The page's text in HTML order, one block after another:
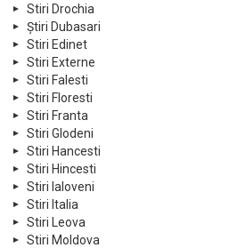
Stiri Drochia
Știri Dubasari
Stiri Edinet
Stiri Externe
Stiri Falesti
Stiri Floresti
Stiri Franta
Stiri Glodeni
Stiri Hancesti
Stiri Hincesti
Stiri Ialoveni
Stiri Italia
Stiri Leova
Stiri Moldova